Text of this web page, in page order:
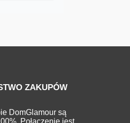
ZAKUPÓW
DomGlamour są
Połączenie jest